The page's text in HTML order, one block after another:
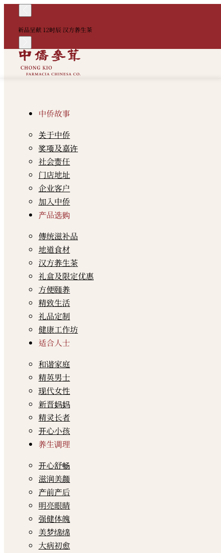
新品呈献 12时辰 汉方养生茶
中侨故事
关于中侨
奖项及嘉许
社会责任
门店地址
企业客户
加入中侨
产品选购
傳统滋补品
地道食材
汉方养生茶
礼盒及限定优惠
方便颐养
精致生活
礼品定制
健康工作坊
适合人士
和谐家庭
精英男士
现代女性
新晋妈妈
精灵长者
开心小孩
养生调理
开心舒畅
滋润美颜
产前产后
明亮眼睛
强健体魄
美梦绵绵
大病初愈